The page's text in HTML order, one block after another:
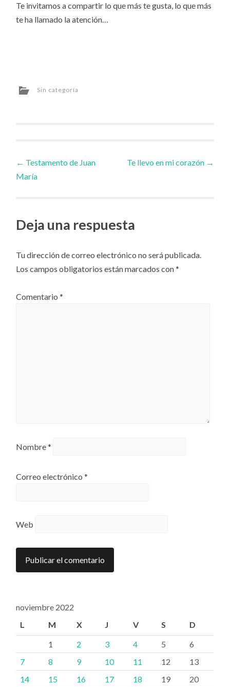
Te invitamos a compartir lo que más te gusta, lo que más
te ha llamado la atención…
Sin categoría
Navegador
artículos
← Testamento de Juan
María
Te llevo en mi corazón →
Deja una respuesta
Tu dirección de correo electrónico no será publicada.
Los campos obligatorios están marcados con*
Comentario*
Nombre*
Correo electrónico*
Web
noviembre 2022
L
M X J V S D
1 2 3 4 5
6
7
8 9 10 11 12
13
14
15 16 17 18 19
20